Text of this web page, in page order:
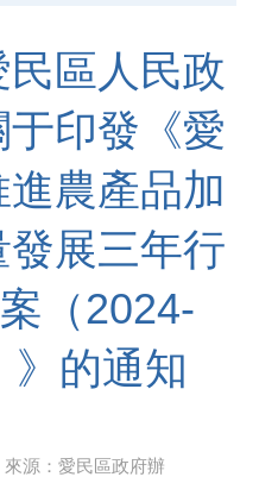
區人民政
印發《愛
農產品加
展三年行
（2024-
》的通知
來源： 愛民區政府辦